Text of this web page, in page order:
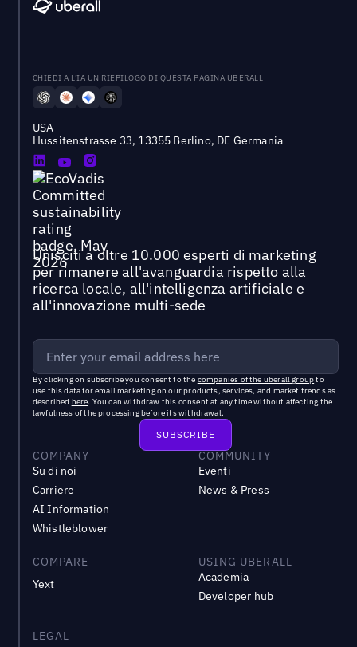
CHIEDI A L'IA UN RIEPILOGO DI QUESTA PAGINA UBERALL
USA
Hussitenstrasse 33, 13355 Berlino, DE Germania
Unisciti a oltre 10.000 esperti di marketing
per rimanere all'avanguardia rispetto alla
ricerca locale, all'intelligenza artificiale e
all'innovazione multi-sede
By clicking on subscribe you consent to the companies of the uberall groupto
use this data for email marketing on our products, services, and market trends as
described here. You can withdraw this consent at any time without affecting the
lawfulness of the processing before its withdrawal.
COMPANY
Su di noi
Carriere
AI Information
Whistleblower
COMMUNITY
Eventi
News & Press
COMPARE
Yext
USING UBERALL
Academia
Developer hub
LEGAL